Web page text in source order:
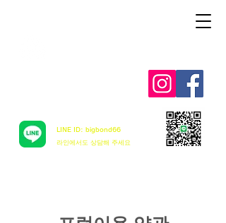
LINE ID: bigbond66
​라인에서도 상담해 주세요